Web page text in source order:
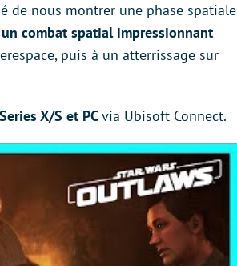
de nous montrer une phase spatiale
un combat spatial impressionnant
puis à un atterrissage sur
X/S et PCvia Ubisoft Connect.